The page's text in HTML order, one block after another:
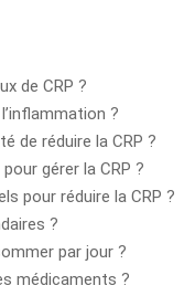
de CRP ?
?
de réduire la CRP ?
gérer la CRP ?
pour réduire la CRP ?
?
par jour ?
médicaments ?